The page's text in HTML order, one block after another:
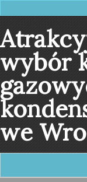
wybór
we